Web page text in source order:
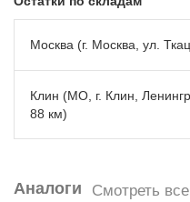
Москва (г. Москва, ул.
Клин (МО, г. Клин,
88 км)
Аналоги Смотреть